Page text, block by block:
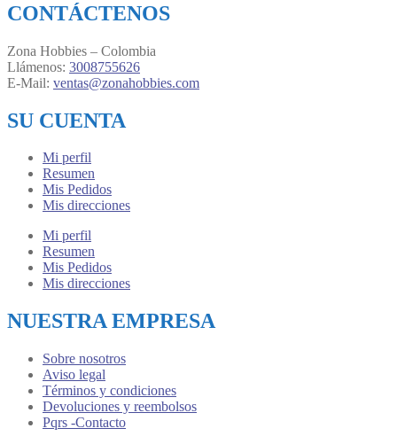
CONTÁCTENOS
Zona Hobbies – Colombia
Llámenos: 3008755626
E-Mail: ventas@zonahobbies.com
SU CUENTA
Mi perfil
Resumen
Mis Pedidos
Mis direcciones
Mi perfil
Resumen
Mis Pedidos
Mis direcciones
NUESTRA EMPRESA
Sobre nosotros
Aviso legal
Términos y condiciones
Devoluciones y reembolsos
Pqrs -Contacto